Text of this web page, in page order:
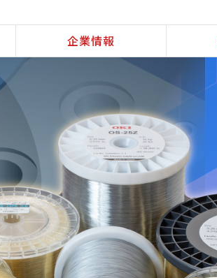
企業情報